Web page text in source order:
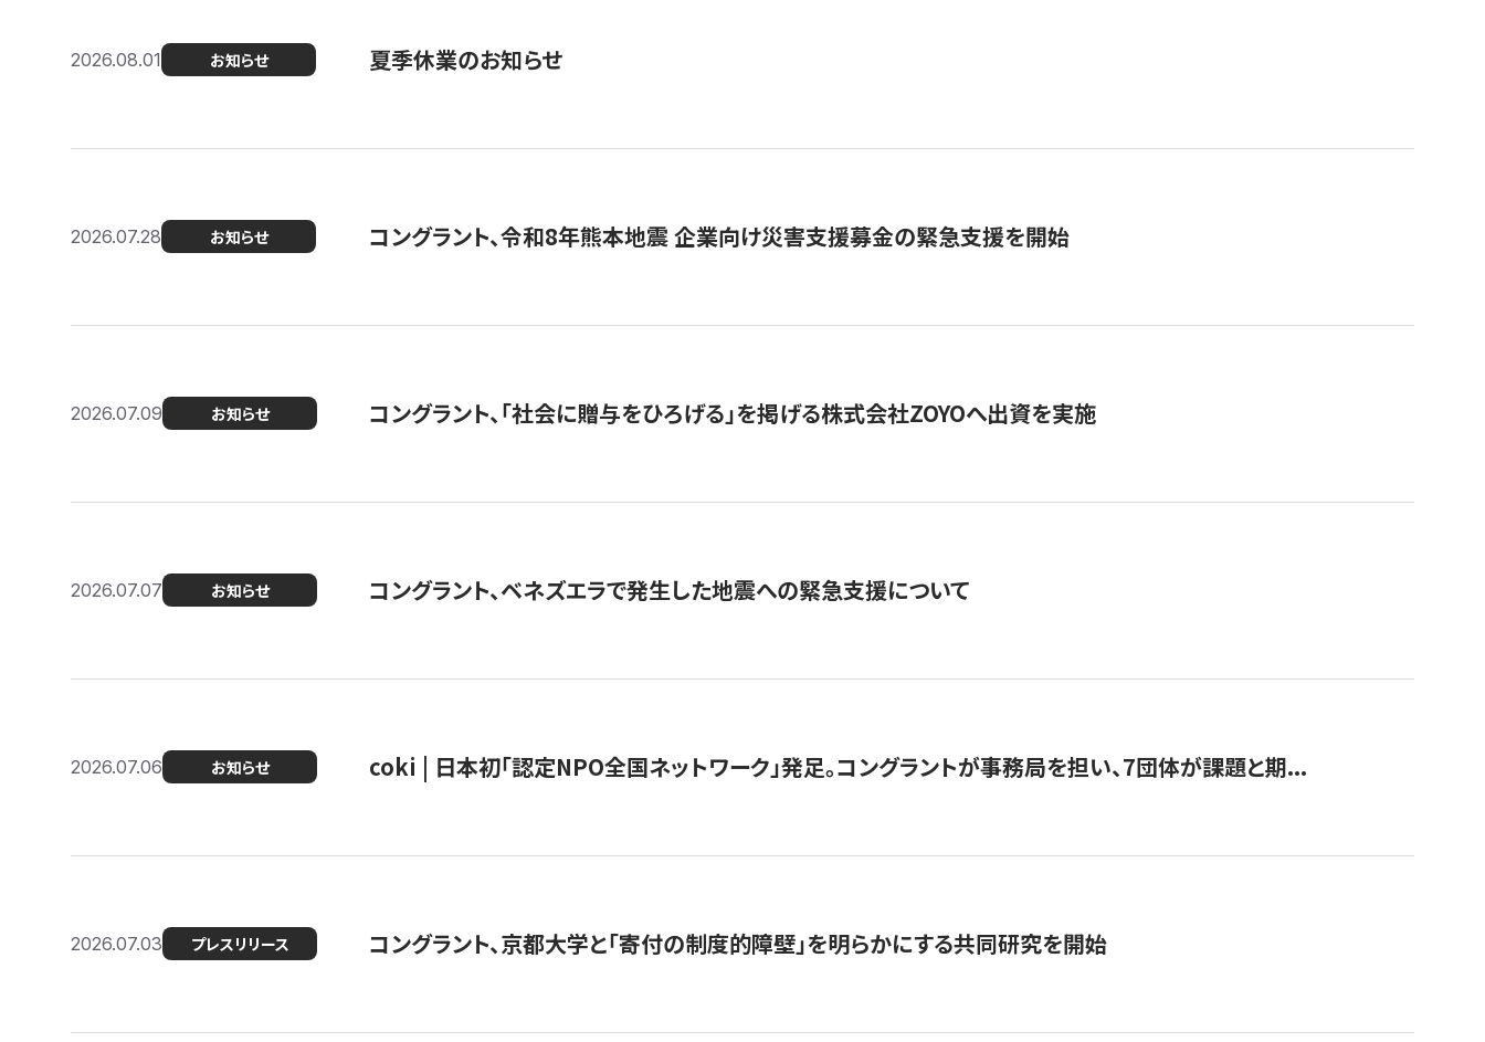
2026.08.01 お知らせ 夏季休業のお知らせ
2026.07.28 お知らせ コングラント、令和8年熊本地震 企業向け災害支援募金の緊急支援を開始
2026.07.09 お知らせ コングラント、「社会に贈与をひろげる」を掲げる株式会社ZOYOへ出資を実施
2026.07.07 お知らせ コングラント、ベネズエラで発生した地震への緊急支援について
2026.07.06 お知らせ coki | 日本初「認定NPO全国ネットワーク」発足。コングラントが事務局を担い、7団体が課題と期...
2026.07.03 プレスリリース コングラント、京都大学と「寄付の制度的障壁」を明らかにする共同研究を開始